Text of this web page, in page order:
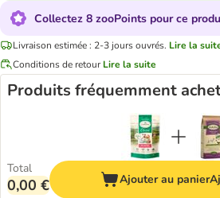
Collectez 8 zooPoints pour ce
Livraison estimée : 2-3 jours ouvrés. Lire la
Conditions de retour Lire la suite
Produits fréquemment
Total
0,00 € Ajouter au panier